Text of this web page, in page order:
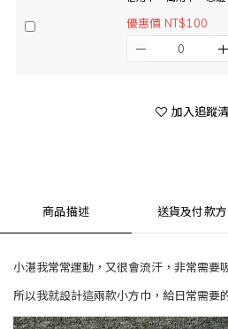
優惠價 NT$100
加入追蹤
商品描述 送貨及付款
小湛我常常運動，又很會流汗，非常需要
所以我就設計這兩款小方巾，給日常需要